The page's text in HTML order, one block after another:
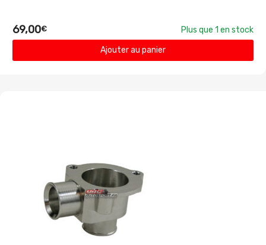
69,00€
Plus que 1 en stock
Ajouter au panier